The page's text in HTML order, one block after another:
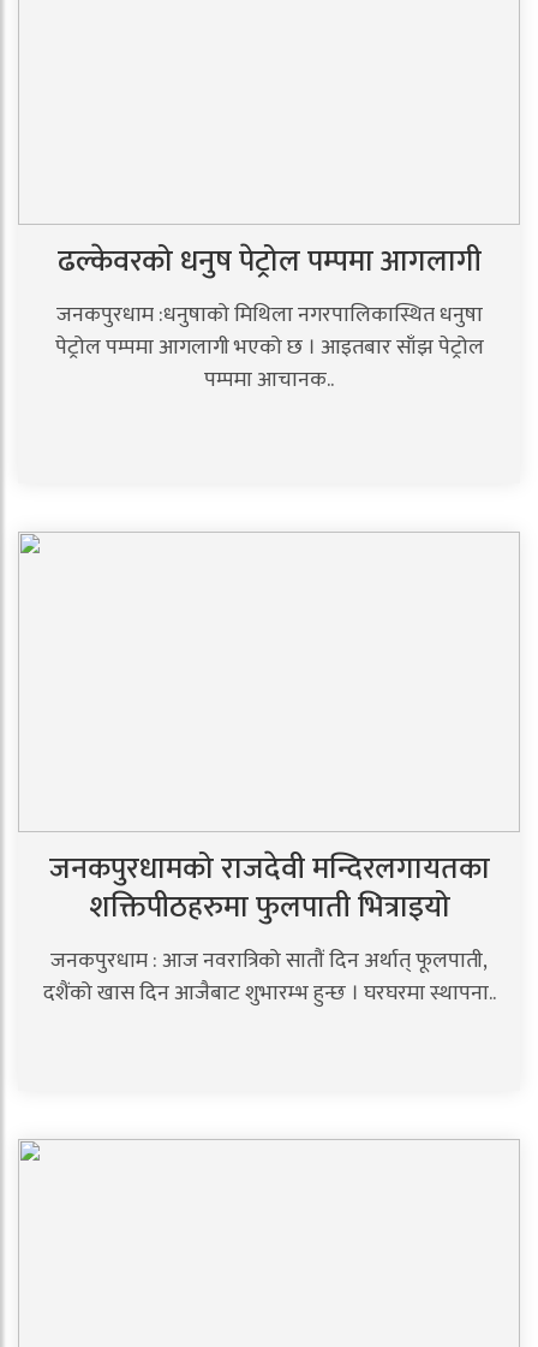
ढल्केवरको धनुष पेट्रोल पम्पमा आगलागी
जनकपुरधाम :धनुषाको मिथिला नगरपालिकास्थित धनुषा
पेट्रोल पम्पमा आगलागी भएको छ । आइतबार साँझ पेट्रोल
पम्पमा आचानक..
जनकपुरधामको राजदेवी मन्दिरलगायतका
शक्तिपीठहरुमा फुलपाती भित्राइयो
जनकपुरधाम : आज नवरात्रिको सातौं दिन अर्थात् फूलपाती,
दशैंको खास दिन आजैबाट शुभारम्भ हुन्छ । घरघरमा स्थापना..